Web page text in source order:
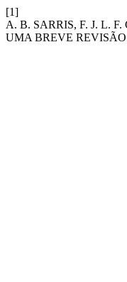
[1]
A. B. SARRIS, F. J. L.
UMA BREVE